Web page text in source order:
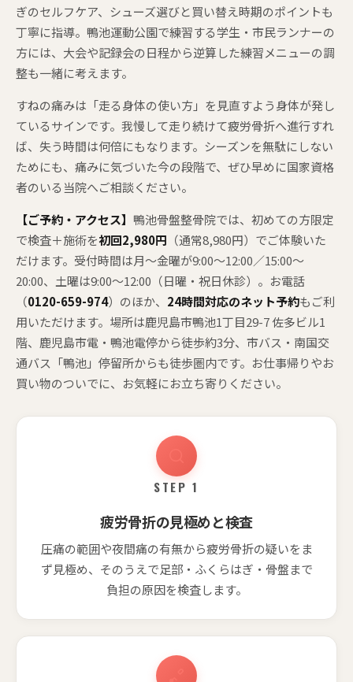
ぎのセルフケア、シューズ選びと買い替え時期のポイントも
丁寧に指導。鴨池運動公園で練習する学生・市民ランナーの
方には、大会や記録会の日程から逆算した練習メニューの調
整も一緒に考えます。
すねの痛みは「走る身体の使い方」を見直すよう身体が発し
ているサインです。我慢して走り続けて疲労骨折へ進行すれ
ば、失う時間は何倍にもなります。シーズンを無駄にしない
ためにも、痛みに気づいた今の段階で、ぜひ早めに国家資格
者のいる当院へご相談ください。
【ご予約・アクセス】 鴨池骨盤整骨院では、初めての方限定
で検査＋施術を初回2,980円 （通常8,980円）でご体験いた
だけます。受付時間は月〜金曜が9:00〜12:00／15:00〜
20:00、土曜は9:00〜12:00（日曜・祝日休診）。お電話
（0120-659-974）のほか、 24時間対応のネット予約もご利
用いただけます。場所は鹿児島市鴨池1丁目29-7 佐多ビル1
階、鹿児島市電・鴨池電停から徒歩約3分、市バス・南国交
通バス「鴨池」停留所からも徒歩圏内です。お仕事帰りやお
買い物のついでに、お気軽にお立ち寄りください。
STEP 1
疲労骨折の見極めと検査
圧痛の範囲や夜間痛の有無から疲労骨折の疑いをま
ず見極め、そのうえで足部・ふくらはぎ・骨盤まで
負担の原因を検査します。